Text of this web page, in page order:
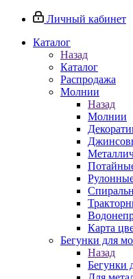
Личный кабинет
Каталог
Назад
Каталог
Распродажа
Молнии
Назад
Молнии
Карта
Бегунки для
Назад
Бегунки